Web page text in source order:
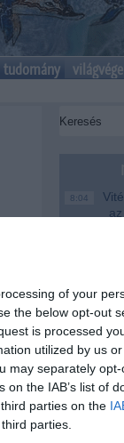
of your
the below opt-out
is processed
utilized by us
may separately
the IAB’s list of
parties on the
parties.
tudomány világvége
a
8:04
20:20
18:19
A
16:21